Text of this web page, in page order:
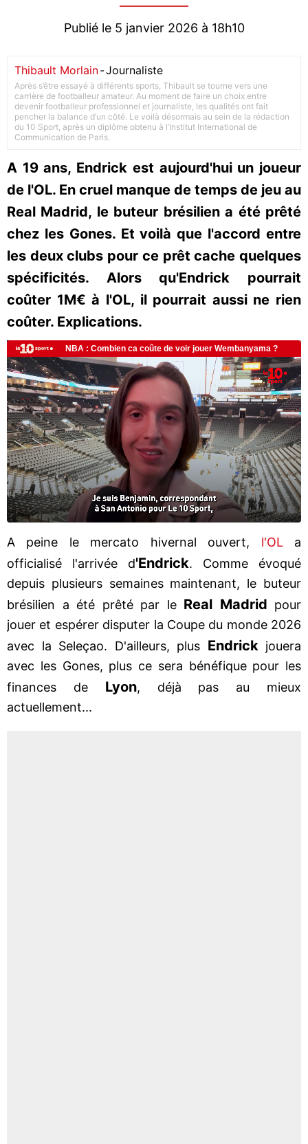
Publié le 5 janvier 2026 à 18h10
Thibault Morlain-Journaliste
Après s’être essayé à différents sports, Thibault se tourne vers une
carrière de footballeur amateur. Au moment de faire un choix entre
devenir footballeur professionnel et journaliste, les qualités ont fait
pencher la balance d’un côté. Le voilà désormais au sein de la rédaction
du 10 Sport, après un diplôme obtenu à l’Institut International de
Communication de Paris.
A 19 ans, Endrick est aujourd'hui un joueur
de l'OL. En cruel manque de temps de jeu au
Real Madrid, le buteur brésilien a été prêté
chez les Gones. Et voilà que l'accord entre
les deux clubs pour ce prêt cache quelques
spécificités. Alors qu'Endrick pourrait
coûter 1M€ à l'OL, il pourrait aussi ne rien
coûter. Explications.
A peine le mercato hivernal ouvert, l'OL a
officialisé l'arrivée d'Endrick. Comme évoqué
depuis plusieurs semaines maintenant, le buteur
brésilien a été prêté par le Real Madrid pour
jouer et espérer disputer la Coupe du monde 2026
avec la Seleçao. D'ailleurs, plus Endrick jouera
avec les Gones, plus ce sera bénéfique pour les
finances de Lyon, déjà pas au mieux
actuellement...